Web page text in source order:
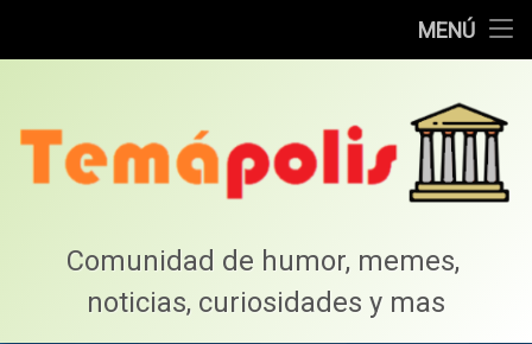
MENÚ
Lista de Megapost
Tabla de puntos
Comunidad de humor, memes,
noticias, curiosidades y mas